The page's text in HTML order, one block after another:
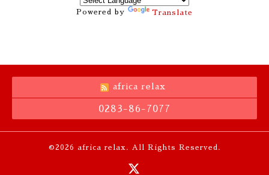
Powered by Translate
africa relax
0283-86-7077
©2026 africa relax . All Rights Reserved.